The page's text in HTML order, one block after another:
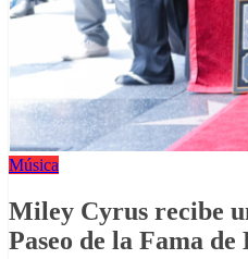
Música
Miley Cyrus recibe
Paseo de la Fama